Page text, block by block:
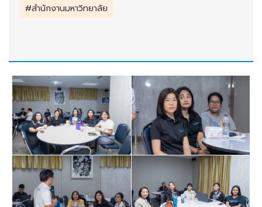
#สำนักงานมหาวิทยาลัย